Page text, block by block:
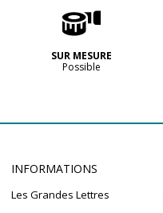
SUR MESURE
Possible
INFORMATIONS
Les Grandes Lettres